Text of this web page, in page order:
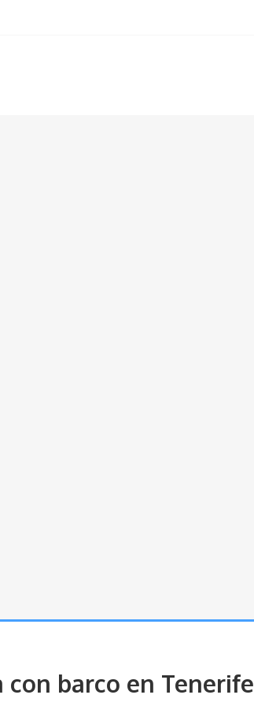
con barco en Tenerife